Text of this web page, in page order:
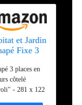
et Jardin
Fixe 3
côtelé
- Beige
3 places en
côtelé
- 281 x 122